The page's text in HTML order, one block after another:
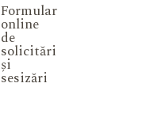
Formular
online
de
solicitări
și
sesizări